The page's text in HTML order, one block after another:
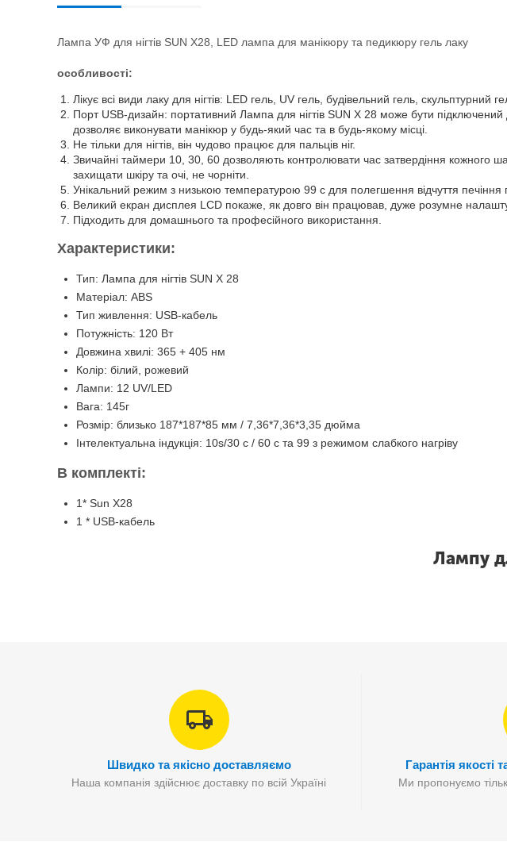
Лампа УФ для нігтів SUN X28, LED лампа для манікюру та педикюру гель лаку
особливості:
Лікує всі види лаку для нігтів: LED гель, UV гель, будівельний гель, скульптурний
Порт USB-дизайн: портативний Лампа для нігтів SUN X 28 може бути
дозволяє виконувати манікюр у будь-який час та в будь-якому місці.
Не тільки для нігтів, він чудово працює для пальців ніг.
Звичайні таймери 10, 30, 60 дозволяють контролювати час затвердіння кожного
захищати шкіру та очі, не чорніти.
Унікальний режим з низькою температурою 99 с для полегшення відчуття печіння
Великий екран дисплея LCD покаже, як довго він працював, дуже розумне
Підходить для домашнього та професійного використання.
Характеристики:
Тип: Лампа для нігтів SUN X 28
Матеріал: ABS
Тип живлення: USB-кабель
Потужність: 120 Вт
Довжина хвилі: 365 + 405 нм
Колір: білий, рожевий
Лампи: 12 UV/LED
Вага: 145г
Розмір: близько 187*187*85 мм / 7,36*7,36*3,35 дюйма
Інтелектуальна індукція: 10s/30 с / 60 с та 99 з режимом слабкого нагріву
В комплекті:
1* Sun X28
1 * USB-кабель
Лампу
Швидко та якісно доставляємо
Наша компанія здійснює доставку по всій Україні
Гарантія якості
Ми пропонуємо